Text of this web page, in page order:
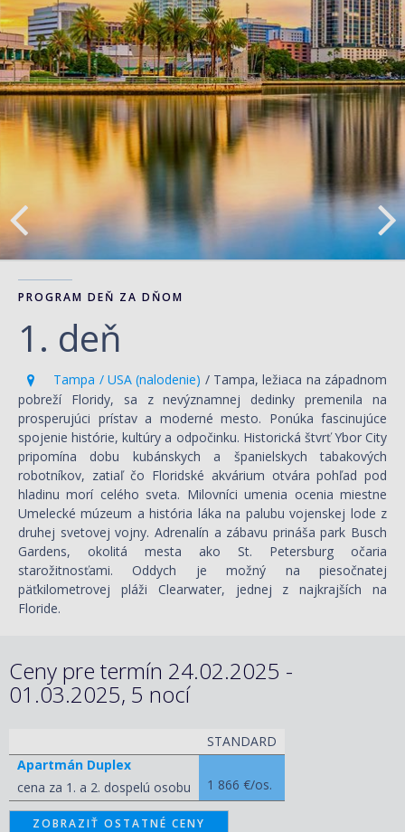
PROGRAM DEŇ ZA DŇOM
1. deň
Tampa / USA (nalodenie) / Tampa, ležiaca na západnom
pobreží Floridy, sa z nevýznamnej dedinky premenila na
prosperujúci prístav a moderné mesto. Ponúka fascinujúce
spojenie histórie, kultúry a odpočinku. Historická štvrť Ybor City
pripomína dobu kubánskych a španielskych tabakových
robotníkov, zatiaľ čo Floridské akvárium otvára pohľad pod
hladinu morí celého sveta. Milovníci umenia ocenia miestne
Umelecké múzeum a história láka na palubu vojenskej lode z
druhej svetovej vojny. Adrenalín a zábavu prináša park Busch
Gardens, okolitá mesta ako St. Petersburg očaria
starožitnosťami. Oddych je možný na piesočnatej
päťkilometrovej pláži Clearwater, jednej z najkrajších na
Floride.
Ceny pre termín 24.02.2025 -
01.03.2025, 5 nocí
STANDARD
Apartmán Duplex
cena za 1. a 2. dospelú osobu
1 866 €/os.
ZOBRAZIŤ OSTATNÉ CENY